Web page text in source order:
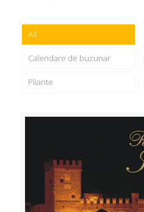
All
Calendare de buzunar
Pliante